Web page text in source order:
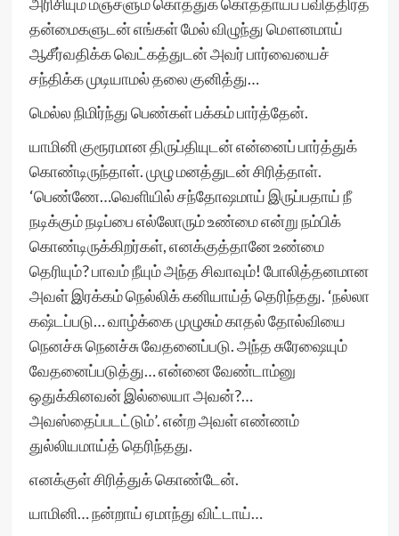
தன்மைகளுடன் எங்கள் மேல் விழுந்து மௌனமாய்
ஆசீர்வதிக்க வெட்கத்துடன் அவர் பார்வையைச்
சந்திக்க முடியாமல் தலை குனித்து…
மெல்ல நிமிர்ந்து பெண்கள் பக்கம் பார்த்தேன்.
யாமினி குரூரமான திருப்தியுடன் என்னைப் பார்த்துக்
கொண்டிருந்தாள். முழு மனத்துடன் சிரித்தாள்.
‘பெண்ணே…வெளியில் சந்தோஷமாய் இருப்பதாய் நீ
நடிக்கும் நடிப்பை எல்லோரும் உண்மை என்று நம்பிக்
கொண்டிருக்கிறர்கள், எனக்குத்தானே உண்மை
தெரியும்? பாவம் நீயும் அந்த சிவாவும்! போலித்தனமான
அவள் இரக்கம் நெல்லிக் கனியாய்த் தெரிந்தது. ‘நல்லா
கஷ்டப்படு… வாழ்க்கை முழுசும் காதல் தோல்வியை
நெனச்சு நெனச்சு வேதனைப்படு. அந்த சுரேஷையும்
வேதனைப்படுத்து… என்னை வேண்டாம்னு
ஒதுக்கினவன் இல்லையா அவன்?…
அவஸ்தைப்படட்டும்’. என்ற அவள் எண்ணம்
துல்லியமாய்த் தெரிந்தது.
எனக்குள் சிரித்துக் கொண்டேன்.
யாமினி… நன்றாய் ஏமாந்து விட்டாய்…